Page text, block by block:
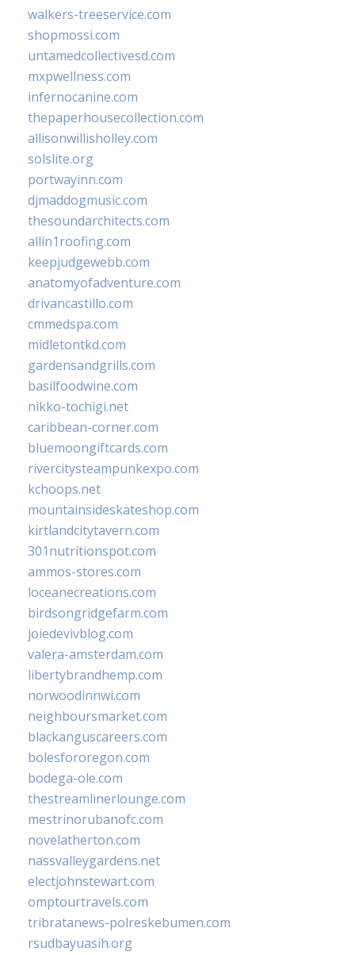
walkers-treeservice.com
shopmossi.com
untamedcollectivesd.com
mxpwellness.com
infernocanine.com
thepaperhousecollection.com
allisonwillisholley.com
solslite.org
portwayinn.com
djmaddogmusic.com
thesoundarchitects.com
allin1roofing.com
keepjudgewebb.com
anatomyofadventure.com
drivancastillo.com
cmmedspa.com
midletontkd.com
gardensandgrills.com
basilfoodwine.com
nikko-tochigi.net
caribbean-corner.com
bluemoongiftcards.com
rivercitysteampunkexpo.com
kchoops.net
mountainsideskateshop.com
kirtlandcitytavern.com
301nutritionspot.com
ammos-stores.com
loceanecreations.com
birdsongridgefarm.com
joiedevivblog.com
valera-amsterdam.com
libertybrandhemp.com
norwoodinnwi.com
neighboursmarket.com
blackanguscareers.com
bolesfororegon.com
bodega-ole.com
thestreamlinerlounge.com
mestrinorubanofc.com
novelatherton.com
nassvalleygardens.net
electjohnstewart.com
omptourtravels.com
tribratanews-polreskebumen.com
rsudbayuasih.org